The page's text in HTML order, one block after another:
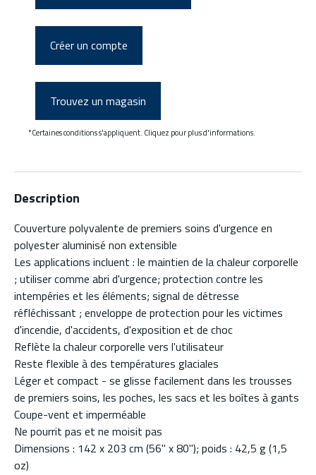
Créer un compte
Trouvez un magasin
*Certaines conditions s'appliquent. Cliquez pour plus d'informations.
Description
Couverture polyvalente de premiers soins d'urgence en
polyester aluminisé non extensible
Les applications incluent : le maintien de la chaleur corporelle
; utiliser comme abri d'urgence; protection contre les
intempéries et les éléments; signal de détresse
réfléchissant ; enveloppe de protection pour les victimes
d'incendie, d'accidents, d'exposition et de choc
Reflète la chaleur corporelle vers l'utilisateur
Reste flexible à des températures glaciales
Léger et compact - se glisse facilement dans les trousses
de premiers soins, les poches, les sacs et les boîtes à gants
Coupe-vent et imperméable
Ne pourrit pas et ne moisit pas
Dimensions : 142 x 203 cm (56" x 80"); poids : 42,5 g (1,5
oz)